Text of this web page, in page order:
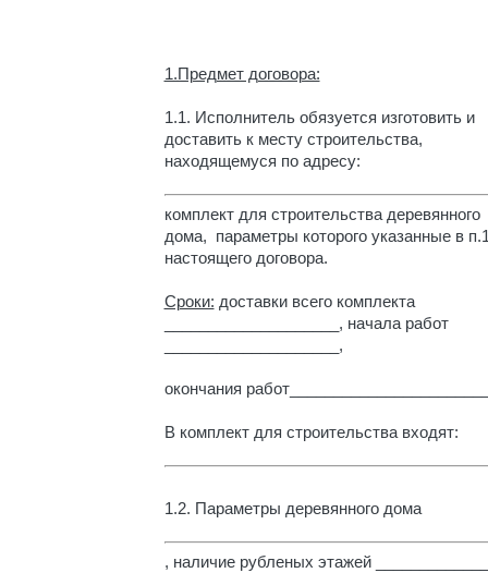
1.Предмет договора:
1.1. Исполнитель обязуется изготовить и
доставить к месту строительства,
находящемуся по адресу:
комплект для строительства деревянного
дома, параметры которого указанные в
настоящего договора.
Сроки: доставки всего комплекта
____________________, начала работ
____________________,
окончания
В комплект для строительства входят:
1.2. Параметры деревянного дома
, наличие рубленых этажей